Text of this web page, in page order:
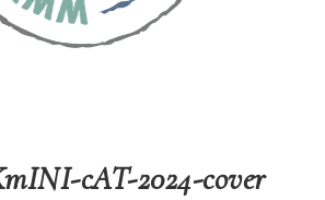
cAT-2024-cover